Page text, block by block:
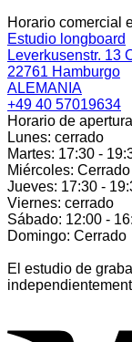
Horario comercial
Estudio longboard
Leverkusenstr. 13
22761 Hamburgo
ALEMANIA
+49 40 57019634
Horario de
Lunes: cerrado
Martes: 17:30 -
Miércoles: Cerrado
Jueves: 17:30 -
Viernes: cerrado
Sábado: 12:00 -
Domingo: Cerrado
El estudio de